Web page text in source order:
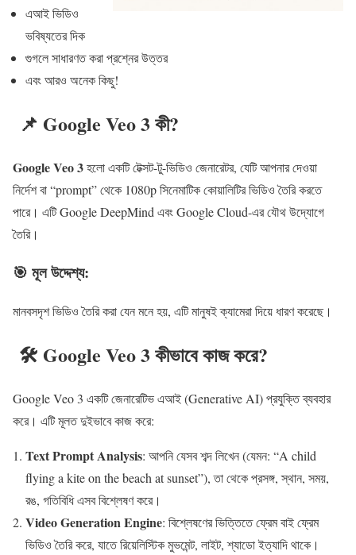
এআই ভিডিও
ভবিষ্যতের দিক
গুগলে সাধারণত করা প্রশ্নের উত্তর
এবং আরও অনেক কিছু!
📌 Google Veo 3 কী?
Google Veo 3হলো একটি টেক্সট-টু-ভিডিও জেনারেটর, যেটি আপনার দেওয়া
নির্দেশ বা “prompt” থেকে 1080p সিনেমাটিক কোয়ালিটির ভিডিও তৈরি করতে
পারে। এটি Google DeepMind এবং Google Cloud-এর যৌথ উদ্যোগে
তৈরি।
🎯 মূল উদ্দেশ্য:
মানবসদৃশ ভিডিও তৈরি করা যেন মনে হয়, এটি মানুষই ক্যামেরা দিয়ে ধারণ করেছে।
🛠️ Google Veo 3 কীভাবে কাজ করে?
Google Veo 3 একটি জেনারেটিভ এআই (Generative AI) প্রযুক্তি ব্যবহার
করে। এটি মূলত দুইভাবে কাজ করে:
Text Prompt Analysis: আপনি যেসব শব্দ লিখেন (যেমন: “A child
flying a kite on the beach at sunset”), তা থেকে প্রসঙ্গ, স্থান, সময়,
রঙ, গতিবিধি এসব বিশ্লেষণ করে।
Video Generation Engine: বিশ্লেষণের ভিত্তিতে ফ্রেম বাই ফ্রেম
ভিডিও তৈরি করে, যাতে রিয়েলিস্টিক মুভমেন্ট, লাইট, শ্যাডো ইত্যাদি থাকে।